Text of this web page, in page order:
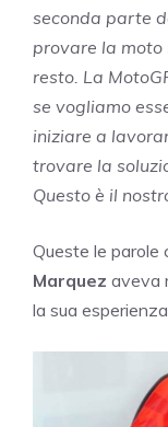
seconda parte
provare la moto
resto. La
se vogliamo
iniziare a
trovare la
Questo è il
Queste le parole
Marquez aveva
la sua